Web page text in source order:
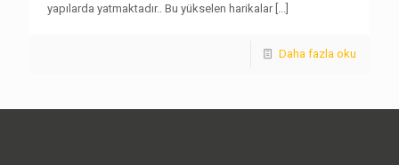
yapılarda yatmaktadır.. Bu yükselen harikalar[...]
Daha fazla oku